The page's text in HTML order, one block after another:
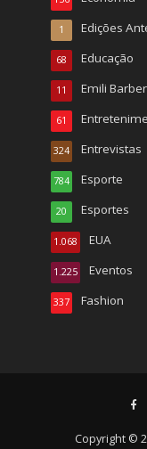
Edições
1
Educação
68
Emili
11
61
Entrevistas
324
Esporte
784
Esportes
20
EUA
1.068
Eventos
1.225
Fashion
337
Copyright ©